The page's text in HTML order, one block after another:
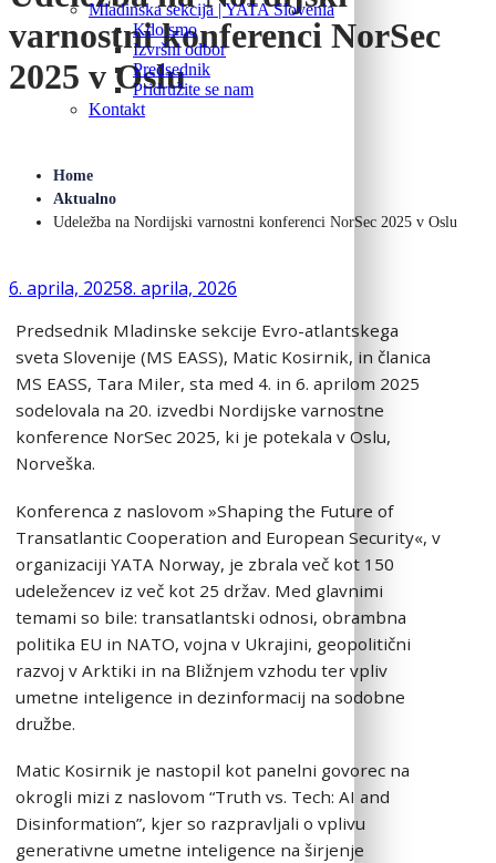
Mladinska sekcija | YATA Slovenia
Kdo smo
Izvršni odbor
Predsednik
Pridružite se nam
Kontakt
varnostni konferenci NorSec
2025 v Oslu
Home
Aktualno
Udeležba na Nordijski varnostni konferenci NorSec 2025 v Oslu
6. aprila, 20258. aprila, 2026
Predsednik Mladinske sekcije Evro-atlantskega
sveta Slovenije (MS EASS), Matic Kosirnik, in članica
MS EASS, Tara Miler, sta med 4. in 6. aprilom 2025
sodelovala na 20. izvedbi Nordijske varnostne
konference NorSec 2025, ki je potekala v Oslu,
Norveška.
Konferenca z naslovom »Shaping the Future of
Transatlantic Cooperation and European Security«, v
organizaciji YATA Norway, je zbrala več kot 150
udeležencev iz več kot 25 držav. Med glavnimi
temami so bile: transatlantski odnosi, obrambna
politika EU in NATO, vojna v Ukrajini, geopolitični
razvoj v Arktiki in na Bližnjem vzhodu ter vpliv
umetne inteligence in dezinformacij na sodobne
družbe.
Matic Kosirnik je nastopil kot panelni govorec na
okrogli mizi z naslovom “Truth vs. Tech: AI and
Disinformation”, kjer so razpravljali o vplivu
generativne umetne inteligence na širjenje